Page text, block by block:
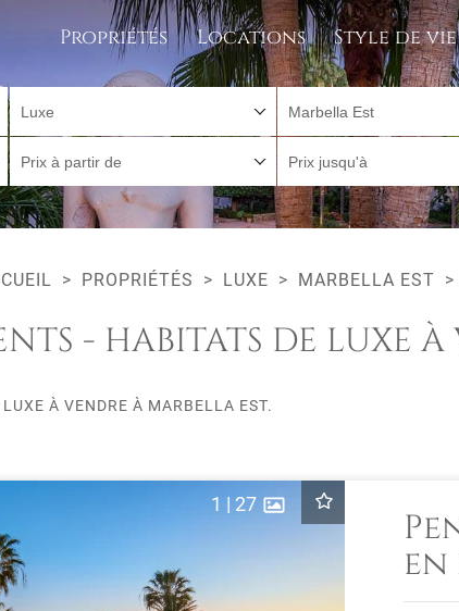
Propriétés Locations Style de vie
Luxe Marbella Est
Prix à partir de Prix jusqu'à
PROPRIÉTÉS LUXE MARBELLA EST
- HABITATS DE LUXE
À VENDRE À MARBELLA EST.
1 | 27
en
la